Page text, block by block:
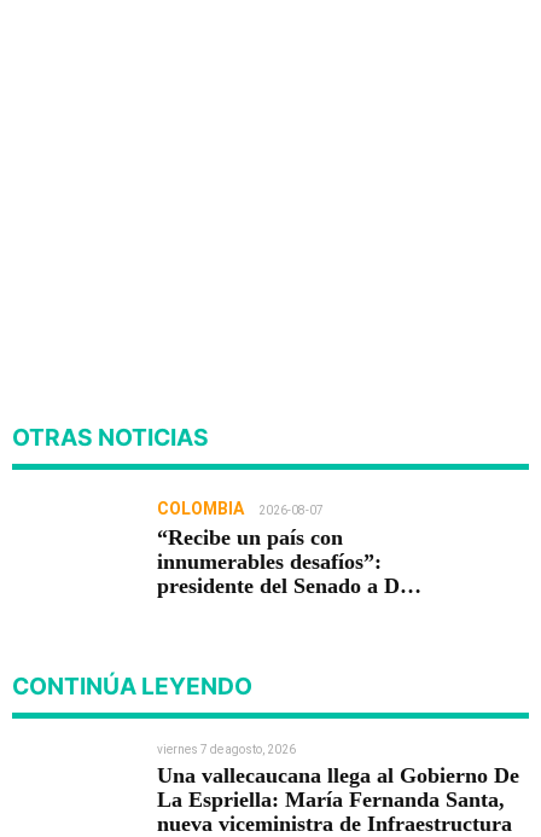
OTRAS NOTICIAS
COLOMBIA 2026-08-07
“Recibe un país con
innumerables desafíos”:
presidente del Senado a De
CONTINÚA LEYENDO
viernes 7 de agosto, 2026
Una vallecaucana llega al Gobierno De
La Espriella: María Fernanda Santa,
nueva viceministra de Infraestructura